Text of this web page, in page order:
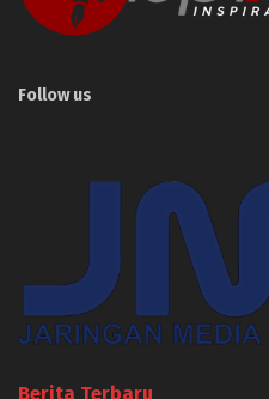
Follow us
Berita Terbaru